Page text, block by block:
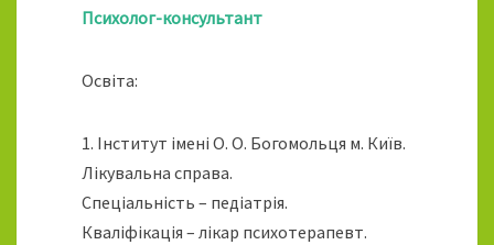
Психолог-консультант
Освіта:
1. Інститут імені О. О. Богомольця м. Київ.
Лікувальна справа.
Спеціальність – педіатрія.
Кваліфікація – лікар психотерапевт.